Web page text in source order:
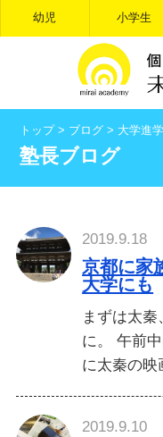
幼児 小学生
トップ> ブログ > 大学進学
塾長ブログ
2019.9.18
京都に家
大学にも
まずは太
に。 午前
に太秦の
2019.9.10